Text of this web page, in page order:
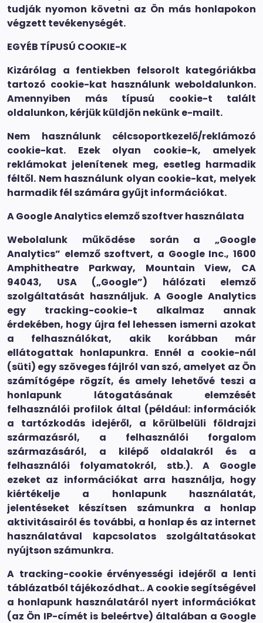
tudják nyomon követni az Ön más honlapokon
végzett tevékenységét.
EGYÉB TÍPUSÚ COOKIE-K
Kizárólag a fentiekben felsorolt kategóriákba
tartozó cookie-kat használunk weboldalunkon.
Amennyiben más típusú cookie-t talált
oldalunkon, kérjük küldjön nekünk e-mailt.
Nem használunk célcsoportkezelő/reklámozó
cookie-kat. Ezek olyan cookie-k, amelyek
reklámokat jelenítenek meg, esetleg harmadik
féltől. Nem használunk olyan cookie-kat, melyek
harmadik fél számára gyűjt információkat.
A Google Analytics elemző szoftver használata
Webolalunk működése során a „Google
Analytics” elemző szoftvert, a Google Inc., 1600
Amphitheatre Parkway, Mountain View, CA
94043, USA („Google”) hálózati elemző
szolgáltatását használjuk. A Google Analytics
egy tracking-cookie-t alkalmaz annak
érdekében, hogy újra fel lehessen ismerni azokat
a felhasználókat, akik korábban már
ellátogattak honlapunkra. Ennél a cookie-nál
(süti) egy szöveges fájlról van szó, amelyet az Ön
számítógépe rögzít, és amely lehetővé teszi a
honlapunk látogatásának elemzését
felhasználói profilok által (például: információk
a tartózkodás idejéről, a körülbelüli földrajzi
származásról, a felhasználói forgalom
származásáról, a kilépő oldalakról és a
felhasználói folyamatokról, stb.). A Google
ezeket az információkat arra használja, hogy
kiértékelje a honlapunk használatát,
jelentéseket készítsen számunkra a honlap
aktivitásairól és további, a honlap és az internet
használatával kapcsolatos szolgáltatásokat
nyújtson számunkra.
A tracking-cookie érvényességi idejéről a lenti
táblázatból tájékozódhat.. A cookie segítségével
a honlapunk használatáról nyert információkat
(az Ön IP-címét is beleértve) általában a Google